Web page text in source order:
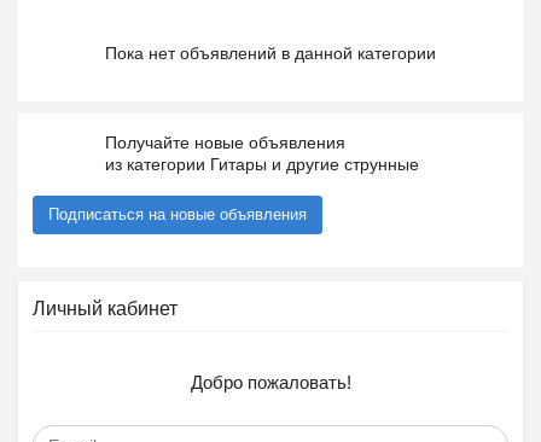
Пока нет объявлений в данной категории
Получайте новые объявления
из категории Гитары и другие струнные
Подписаться на новые объявления
Личный кабинет
Добро пожаловать!